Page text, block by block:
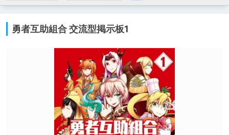
勇者互助組合 交流型掲示板1